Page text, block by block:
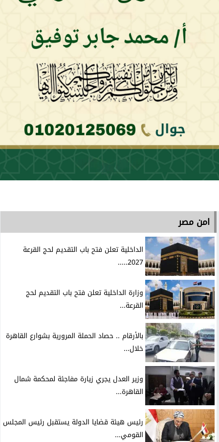
امن مصر
الداخلية تعلن فتح باب التقديم لحج القرعة
2027.....
وزارة الداخلية تعلن فتح باب التقديم لحج
القرعة...
بالأرقام .. حصاد الحملة المرورية بشوارع القاهرة
خلال...
وزير العدل يجري زيارة مفاجئة لمحكمة شمال
القاهرة...
رئيس هيئة قضايا الدولة يستقبل رئيس المجلس
القومي...